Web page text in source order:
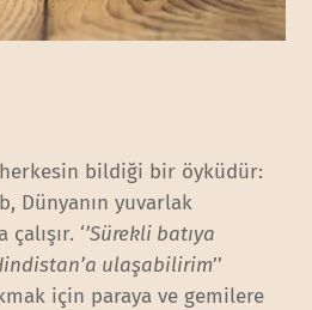
bildiği bir öyküdür:
Dünyanın yuvarlak
‘’Sürekli batıya
ulaşabilirim’’
için paraya ve gemilere